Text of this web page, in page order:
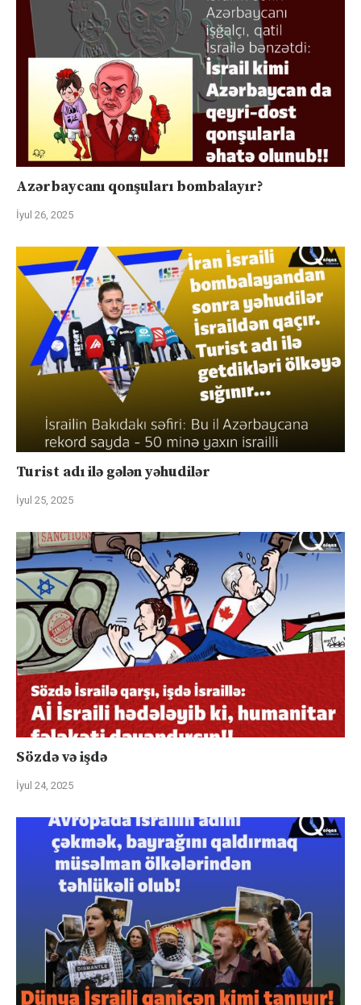
Azərbaycanı qonşuları bombalayır?
İyul 26, 2025
Turist adı ilə gələn yəhudilər
İyul 25, 2025
Sözdə və işdə
İyul 24, 2025